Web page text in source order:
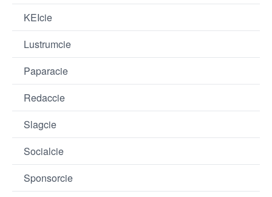
KEIcie
Lustrumcie
Paparacie
Redaccie
Slagcie
Socialcie
Sponsorcie